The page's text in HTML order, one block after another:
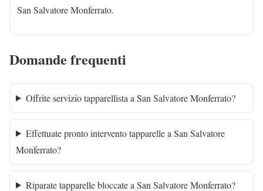
San Salvatore Monferrato.
Domande frequenti
Offrite servizio tapparellista a San Salvatore Monferrato?
Effettuate pronto intervento tapparelle a San Salvatore
Monferrato?
Riparate tapparelle bloccate a San Salvatore Monferrato?